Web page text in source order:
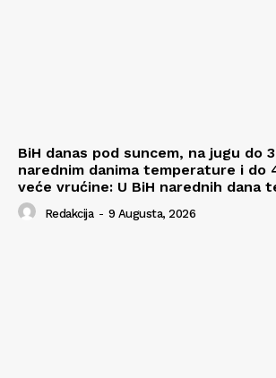
BiH danas pod suncem, na jugu do
narednim danima temperature i do
veće vrućine: U BiH narednih dana
Redakcija - 9 Augusta, 2026